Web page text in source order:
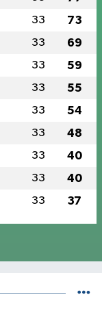
33 73
33 69
33 59
33 55
33 54
33 48
33 40
33 40
33 37